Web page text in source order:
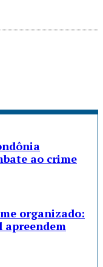
ao crime
organizado: